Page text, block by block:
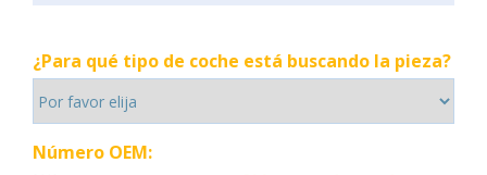
¿Para qué tipo de coche está buscando la pieza?
Número OEM: